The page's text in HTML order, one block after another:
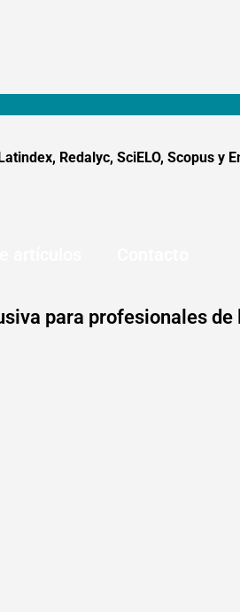
Redalyc, SciELO, Scopus y
para profesionales de